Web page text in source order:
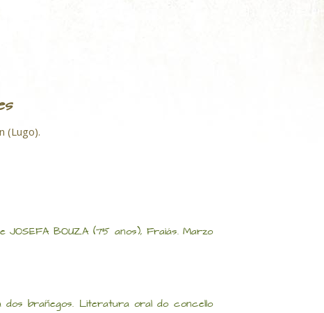
(Lugo).
JOSEFA BOUZA (75 anos), Fraiás. Marzo
dos brañegos. Literatura oral do concello